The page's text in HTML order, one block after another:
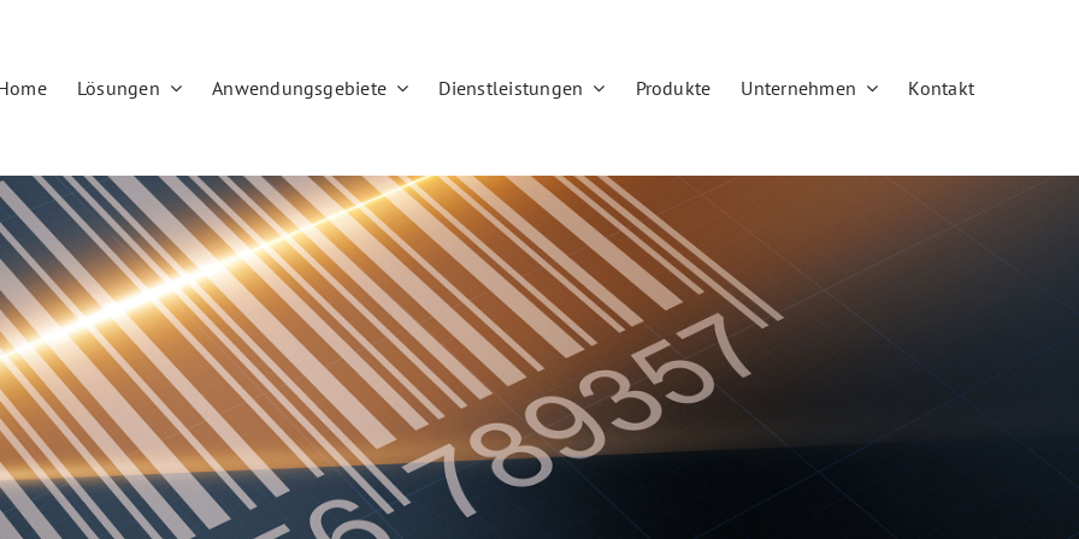
Lösungen Anwendungsgebiete Dienstleistungen Produkte Unternehmen Kontakt